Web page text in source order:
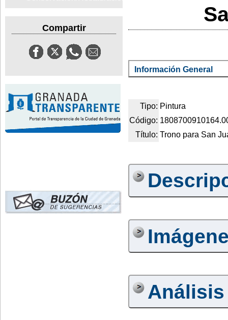
Compartir
Información General
Tipo: Pintura
Código:
Título: Trono para San